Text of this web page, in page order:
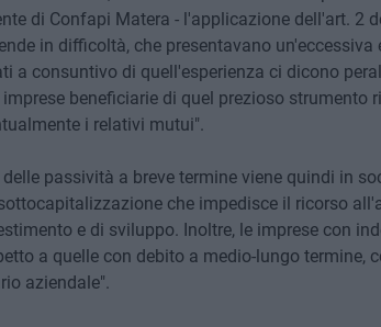
di Confapi Matera - l'applicazione dell'art. 2
in difficoltà, che presentavano
a consuntivo di quell'esperienza ci dicono
beneficiarie di quel prezioso strumento
i relativi mutui".
passività a breve termine viene quindi in
che impedisce il ricorso
e di sviluppo. Inoltre, le imprese con
a quelle con debito a medio-lungo termine,
aziendale".